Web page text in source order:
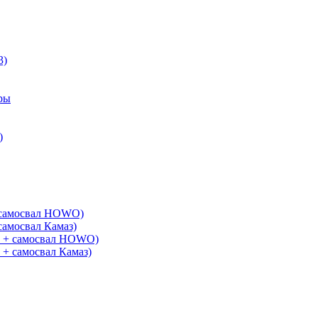
HOWO)
Камаз)
самосвал HOWO)
самосвал Камаз)